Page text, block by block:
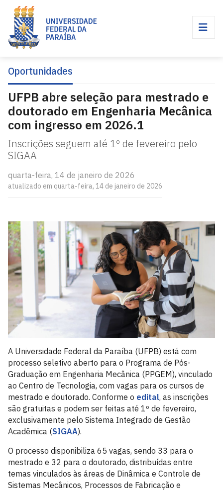
Oportunidades
UFPB abre seleção para mestrado e
doutorado em Engenharia Mecânica
com ingresso em 2026.1
Inscrições seguem até 1º de fevereiro pelo
SIGAA
quarta-feira, 14 de janeiro de 2026
atualizado em quarta-feira, 14 de janeiro de 2026
A Universidade Federal da Paraíba (UFPB) está com
processo seletivo aberto para o Programa de Pós-
Graduação em Engenharia Mecânica (PPGEM), vinculado
ao Centro de Tecnologia, com vagas para os cursos de
mestrado e doutorado. Conforme o edital, as inscrições
são gratuitas e podem ser feitas até 1º de fevereiro,
exclusivamente pelo Sistema Integrado de Gestão
Acadêmica (SIGAA).
O processo disponibiliza 65 vagas, sendo 33 para o
mestrado e 32 para o doutorado, distribuídas entre
temas vinculados às áreas de Dinâmica e Controle de
Sistemas Mecânicos, Processos de Fabricação e